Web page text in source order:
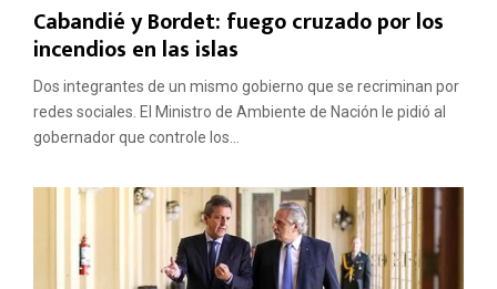
Cabandié y Bordet: fuego cruzado por los
incendios en las islas
Dos integrantes de un mismo gobierno que se recriminan por
redes sociales. El Ministro de Ambiente de Nación le pidió al
gobernador que controle los...